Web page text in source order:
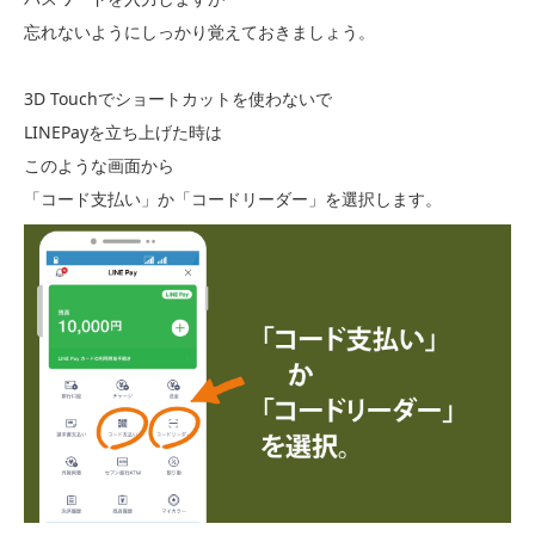
忘れないようにしっかり覚えておきましょう。
3D Touchでショートカットを使わないで
LINEPayを立ち上げた時は
このような画面から
「コード支払い」か「コードリーダー」を選択します。